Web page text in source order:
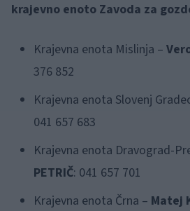
krajevno enoto Zavoda za
Krajevna enota Mislinja –
376 852
Krajevna enota Slovenj
041 657 683
Krajevna enota Dravograd-
PETRIČ: 041 657 701
Krajevna enota Črna – Matej